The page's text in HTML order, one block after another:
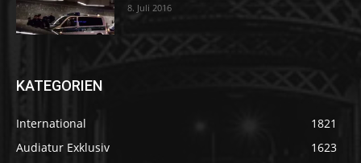
8. Juli 2016
KATEGORIEN
International
1821
Audiatur Exklusiv
1623